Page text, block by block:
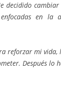
decidido
en la
reforzar mi vida,
Después lo